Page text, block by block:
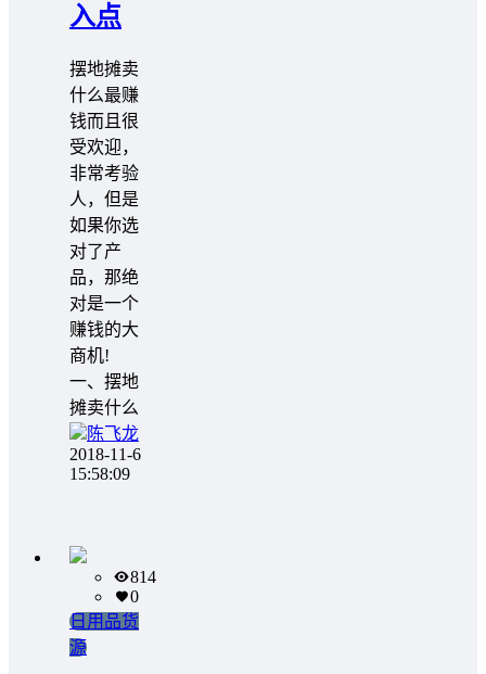
入点
摆地摊卖
什么最赚
钱而且很
受欢迎，
非常考验
人，但是
如果你选
对了产
品，那绝
对是一个
赚钱的大
商机!
一、摆地
摊卖什么
陈飞龙
2018-11-6
15:58:09
814
0
日用品货
源